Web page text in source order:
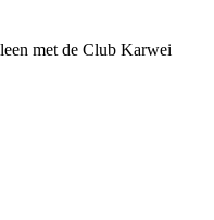
met de Club Karwei